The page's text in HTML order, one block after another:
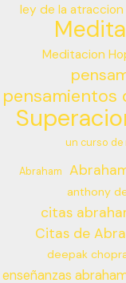
ley de la atraccion
Medita
Meditacion
pensamientos
un curso de
Abraham
anthony
citas
Citas de
deepak
enseñanzas